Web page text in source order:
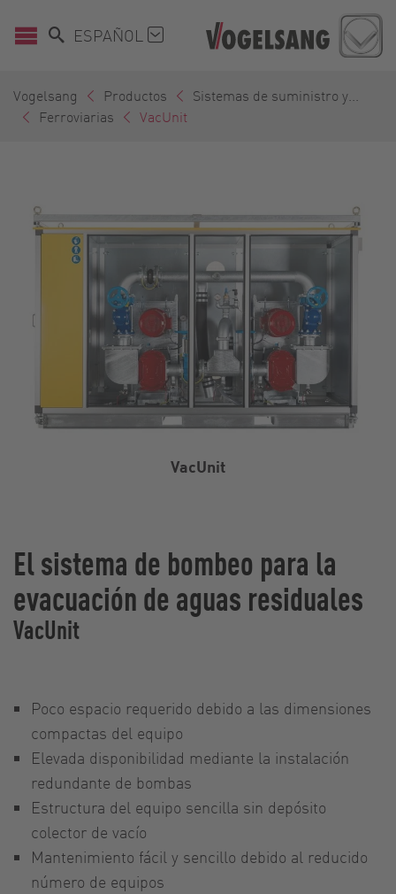
ESPAÑOL
Vogelsang Productos
Sistemas de suministro y...
Ferroviarias
VacUnit
VacUnit
El sistema de bombeo para la
evacuación de aguas residuales
VacUnit
Poco espacio requerido debido a las dimensiones
compactas del equipo
Elevada disponibilidad mediante la instalación
redundante de bombas
Estructura del equipo sencilla sin depósito
colector de vacío
Mantenimiento fácil y sencillo debido al reducido
número de equipos